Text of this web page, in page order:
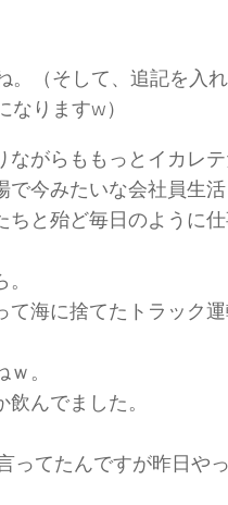
。（そして、追記を入
りますw）
がらももっとイカレ
今みたいな会社員生
と殆ど毎日のように
海に捨てたトラック
。
んでました。
ってたんですが昨日や